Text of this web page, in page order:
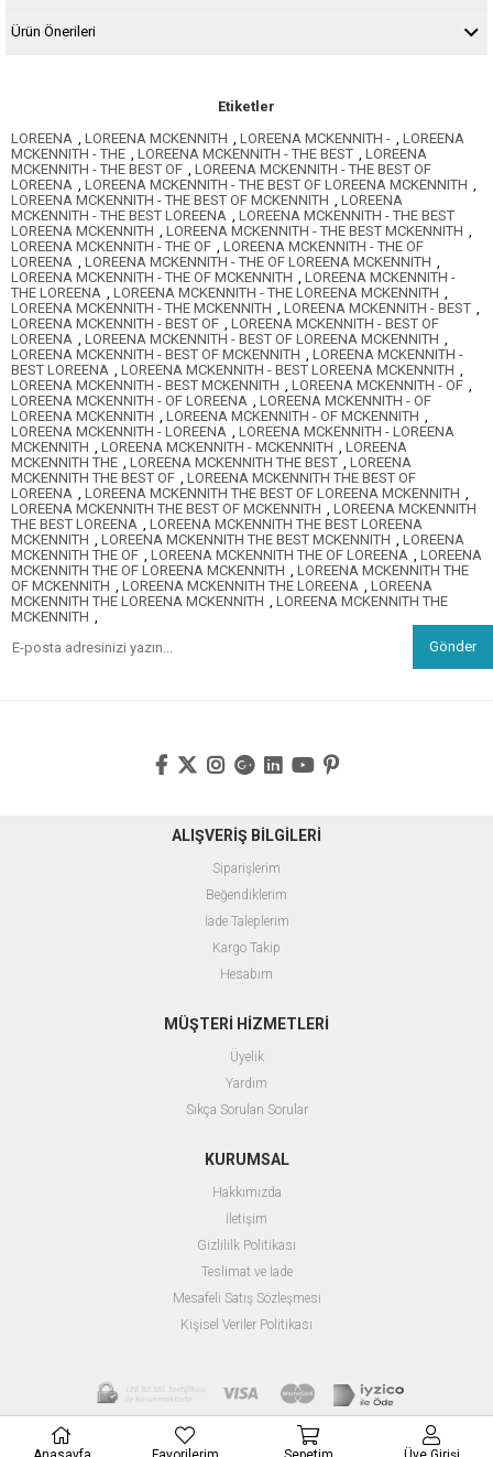
Ürün Önerileri
Etiketler
LOREENA , LOREENA MCKENNITH , LOREENA MCKENNITH - , LOREENA
MCKENNITH - THE , LOREENA MCKENNITH - THE BEST , LOREENA
MCKENNITH - THE BEST OF , LOREENA MCKENNITH - THE BEST OF
LOREENA , LOREENA MCKENNITH - THE BEST OF LOREENA MCKENNITH ,
LOREENA MCKENNITH - THE BEST OF MCKENNITH , LOREENA
MCKENNITH - THE BEST LOREENA , LOREENA MCKENNITH - THE BEST
LOREENA MCKENNITH , LOREENA MCKENNITH - THE BEST MCKENNITH ,
LOREENA MCKENNITH - THE OF , LOREENA MCKENNITH - THE OF
LOREENA , LOREENA MCKENNITH - THE OF LOREENA MCKENNITH ,
LOREENA MCKENNITH - THE OF MCKENNITH , LOREENA MCKENNITH -
THE LOREENA , LOREENA MCKENNITH - THE LOREENA MCKENNITH ,
LOREENA MCKENNITH - THE MCKENNITH , LOREENA MCKENNITH - BEST ,
LOREENA MCKENNITH - BEST OF , LOREENA MCKENNITH - BEST OF
LOREENA , LOREENA MCKENNITH - BEST OF LOREENA MCKENNITH ,
LOREENA MCKENNITH - BEST OF MCKENNITH , LOREENA MCKENNITH -
BEST LOREENA , LOREENA MCKENNITH - BEST LOREENA MCKENNITH ,
LOREENA MCKENNITH - BEST MCKENNITH , LOREENA MCKENNITH - OF ,
LOREENA MCKENNITH - OF LOREENA , LOREENA MCKENNITH - OF
LOREENA MCKENNITH , LOREENA MCKENNITH - OF MCKENNITH ,
LOREENA MCKENNITH - LOREENA , LOREENA MCKENNITH - LOREENA
MCKENNITH , LOREENA MCKENNITH - MCKENNITH , LOREENA
MCKENNITH THE , LOREENA MCKENNITH THE BEST , LOREENA
MCKENNITH THE BEST OF , LOREENA MCKENNITH THE BEST OF
LOREENA , LOREENA MCKENNITH THE BEST OF LOREENA MCKENNITH ,
LOREENA MCKENNITH THE BEST OF MCKENNITH , LOREENA MCKENNITH
THE BEST LOREENA , LOREENA MCKENNITH THE BEST LOREENA
MCKENNITH , LOREENA MCKENNITH THE BEST MCKENNITH , LOREENA
MCKENNITH THE OF , LOREENA MCKENNITH THE OF LOREENA , LOREENA
MCKENNITH THE OF LOREENA MCKENNITH , LOREENA MCKENNITH THE
OF MCKENNITH , LOREENA MCKENNITH THE LOREENA , LOREENA
MCKENNITH THE LOREENA MCKENNITH , LOREENA MCKENNITH THE
MCKENNITH ,
Gönder
ALIŞVERİŞ BİLGİLERİ
Siparişlerim
Beğendiklerim
İade Taleplerim
Kargo Takip
Hesabım
MÜŞTERİ HİZMETLERİ
Üyelik
Yardım
Sıkça Sorulan Sorular
KURUMSAL
Hakkımızda
İletişim
Gizlililk Politikası
Teslimat ve İade
Mesafeli Satış Sözleşmesi
Kişisel Veriler Politikası